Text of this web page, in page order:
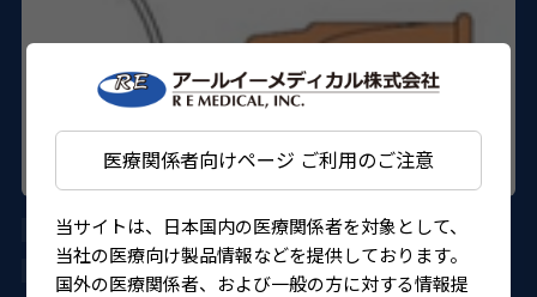
医療関係者向けページ ご利用のご注意
当サイトは、日本国内の医療関係者を対象として、
当社の医療向け製品情報などを提供しております。
国外の医療関係者、および一般の方に対する情報提
AU-HC3725
HURRICANE MEDICAL